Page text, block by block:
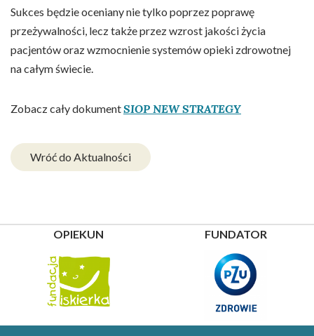
Sukces będzie oceniany nie tylko poprzez poprawę
przeżywalności, lecz także przez wzrost jakości życia
pacjentów oraz wzmocnienie systemów opieki zdrowotnej
na całym świecie.
Zobacz cały dokumentSIOP NEW STRATEGY
Wróć do Aktualności
OPIEKUN FUNDATOR